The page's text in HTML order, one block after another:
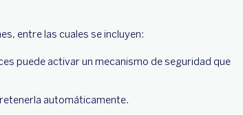
entre las cuales se incluyen:
puede activar un mecanismo de seguridad que
automáticamente.